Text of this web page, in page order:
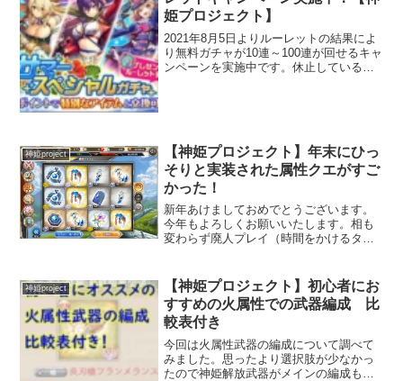
姫プロジェクト】
2021年8月5日よりルーレットの結果によ
り無料ガチャが10連～100連が回せるキャ
ンペーンを実施中です。休止している人
神姫project
【神姫プロジェクト】年末にひっ
そりと実装された属性クエがすご
かった！
新年あけましておめでとうございます。
今年もよろしくお願いいたします。相も
変わらず廃人プレイ（時間をかけるタイ
されたのはご存じでしょうか？さっそく
行って...
神姫project
【神姫プロジェクト】初心者にお
すすめの火属性での武器編成 比
較表付き
今回は火属性武器の編成について調べて
みました。思ったより選択肢が少なかっ
たので神姫解放武器がメインの編成も記